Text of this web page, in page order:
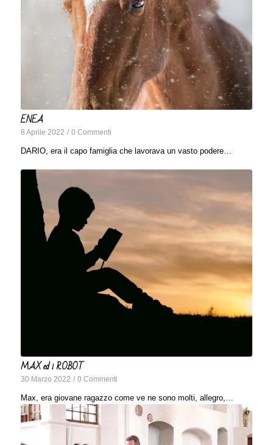
ENEA
8 Aprile 2022 / 0 Commenti
DARIO, era il capo famiglia che lavorava un vasto podere…
MAX ed i ROBOT
30 Marzo 2022 / 0 Commenti
Max, era giovane ragazzo come ve ne sono molti, allegro,…